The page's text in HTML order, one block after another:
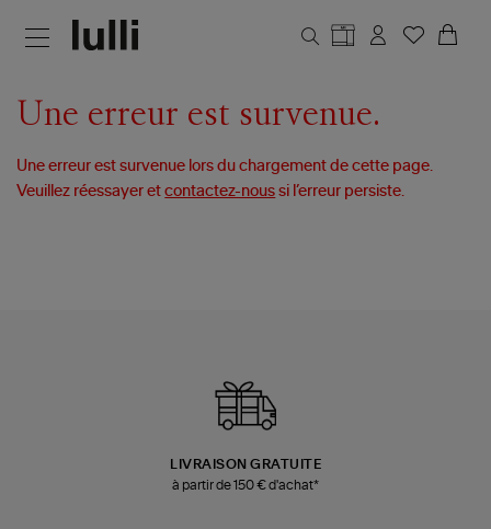
Une erreur est survenue.
Une erreur est survenue lors du chargement de cette page.
Veuillez réessayer etcontactez-nous si l’erreur persiste.
LIVRAISON GRATUITE
à partir de 150 € d'achat*